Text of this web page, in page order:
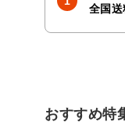
全国送
おすすめ特